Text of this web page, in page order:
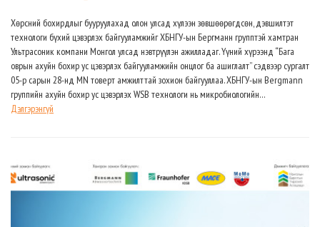
Хөрсний бохирдлыг бууруулахад олон улсад хүлээн зөвшөөрөгдсөн, дэвшилтэт
технологи бүхий цэвэрлэх байгууламжийг ХБНГУ-ын Бергманн групптэй хамтран
Ультрасоник компани Монгол улсад нэвтрүүлэн ажилладаг. Үүний хүрээнд “Бага
оврын ахуйн бохир ус цэвэрлэх байгууламжийн онцлог ба ашиглалт” сэдвээр сургалт
05-р сарын 28-нд MN товерт амжилттай зохион байгууллаа. ХБНГУ-ын Bergmann
группийн ахуйн бохир ус цэвэрлэх WSB технологи нь микробиологийн…
Дэлгэрэнгүй